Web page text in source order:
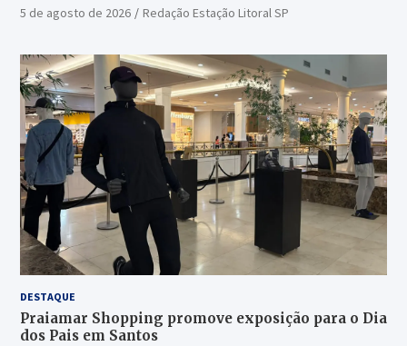
5 de agosto de 2026 Redação Estação Litoral SP
DESTAQUE
Praiamar Shopping promove exposição para o Dia
dos Pais em Santos